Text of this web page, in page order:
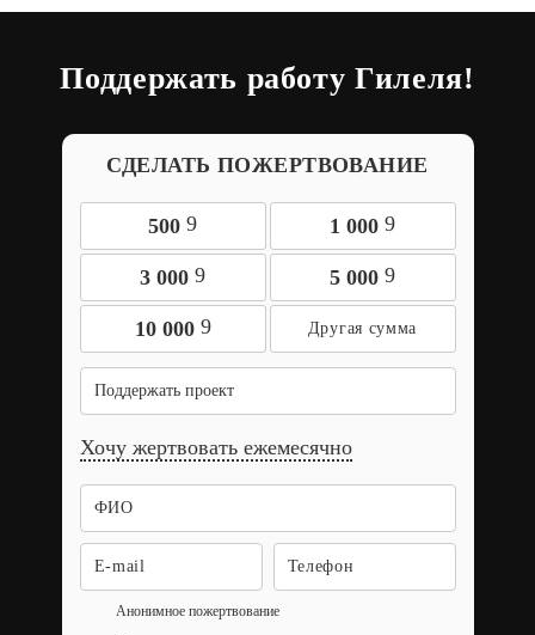
Поддержать работу Гилеля!
СДЕЛАТЬ ПОЖЕРТВОВАНИЕ
500 9 1 000 9
3 000 9 5 000 9
10 000 9
Поддержать проект
Хочу жертвовать ежемесячно
Анонимное пожертвование